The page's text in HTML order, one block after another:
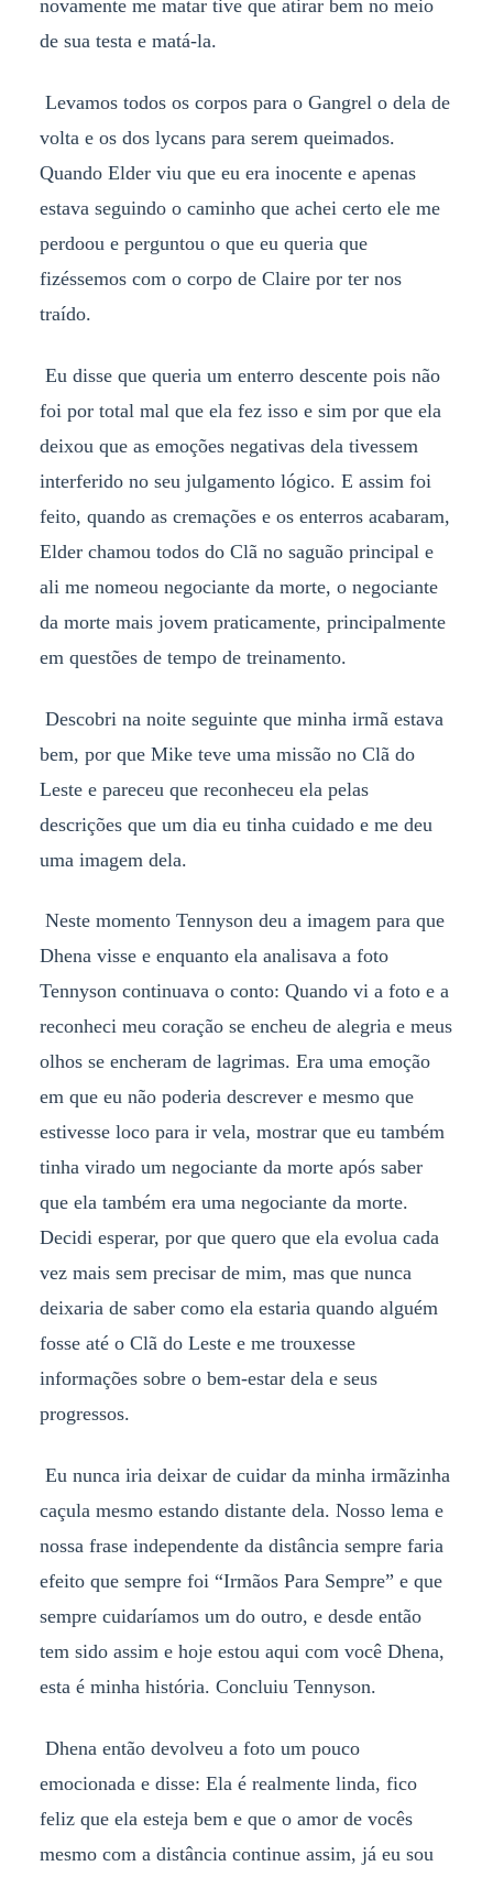
novamente me matar tive que atirar bem no meio
de sua testa e matá-la.
Levamos todos os corpos para o Gangrel o dela de
volta e os dos lycans para serem queimados.
Quando Elder viu que eu era inocente e apenas
estava seguindo o caminho que achei certo ele me
perdoou e perguntou o que eu queria que
fizéssemos com o corpo de Claire por ter nos
traído.
Eu disse que queria um enterro descente pois não
foi por total mal que ela fez isso e sim por que ela
deixou que as emoções negativas dela tivessem
interferido no seu julgamento lógico. E assim foi
feito, quando as cremações e os enterros acabaram,
Elder chamou todos do Clã no saguão principal e
ali me nomeou negociante da morte, o negociante
da morte mais jovem praticamente, principalmente
em questões de tempo de treinamento.
Descobri na noite seguinte que minha irmã estava
bem, por que Mike teve uma missão no Clã do
Leste e pareceu que reconheceu ela pelas
descrições que um dia eu tinha cuidado e me deu
uma imagem dela.
Neste momento Tennyson deu a imagem para que
Dhena visse e enquanto ela analisava a foto
Tennyson continuava o conto: Quando vi a foto e a
reconheci meu coração se encheu de alegria e meus
olhos se encheram de lagrimas. Era uma emoção
em que eu não poderia descrever e mesmo que
estivesse loco para ir vela, mostrar que eu também
tinha virado um negociante da morte após saber
que ela também era uma negociante da morte.
Decidi esperar, por que quero que ela evolua cada
vez mais sem precisar de mim, mas que nunca
deixaria de saber como ela estaria quando alguém
fosse até o Clã do Leste e me trouxesse
informações sobre o bem-estar dela e seus
progressos.
Eu nunca iria deixar de cuidar da minha irmãzinha
caçula mesmo estando distante dela. Nosso lema e
nossa frase independente da distância sempre faria
efeito que sempre foi “Irmãos Para Sempre” e que
sempre cuidaríamos um do outro, e desde então
tem sido assim e hoje estou aqui com você Dhena,
esta é minha história. Concluiu Tennyson.
Dhena então devolveu a foto um pouco
emocionada e disse: Ela é realmente linda, fico
feliz que ela esteja bem e que o amor de vocês
mesmo com a distância continue assim, já eu sou